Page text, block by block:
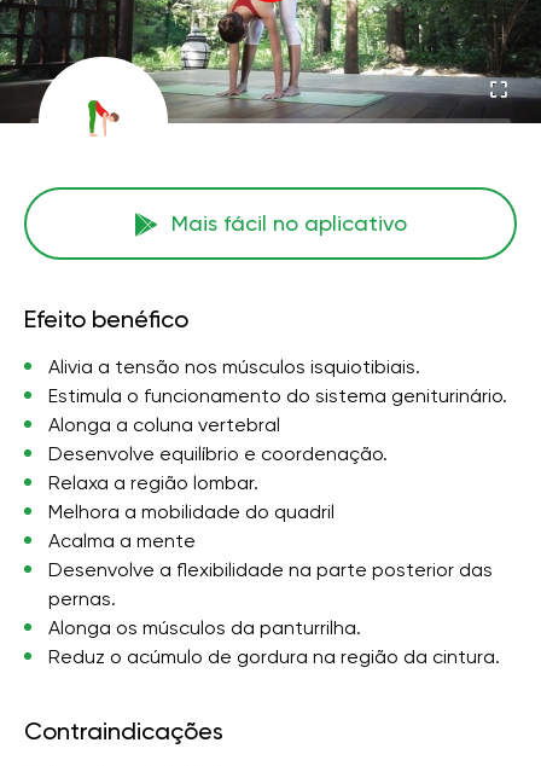
Mais fácil no aplicativo
Efeito benéfico
Alivia a tensão nos músculos isquiotibiais.
Estimula o funcionamento do sistema geniturinário.
Alonga a coluna vertebral
Desenvolve equilíbrio e coordenação.
Relaxa a região lombar.
Melhora a mobilidade do quadril
Acalma a mente
Desenvolve a flexibilidade na parte posterior das
pernas.
Alonga os músculos da panturrilha.
Reduz o acúmulo de gordura na região da cintura.
Contraindicações